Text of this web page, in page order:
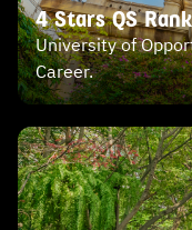
4 Stars QS
University of
Career.